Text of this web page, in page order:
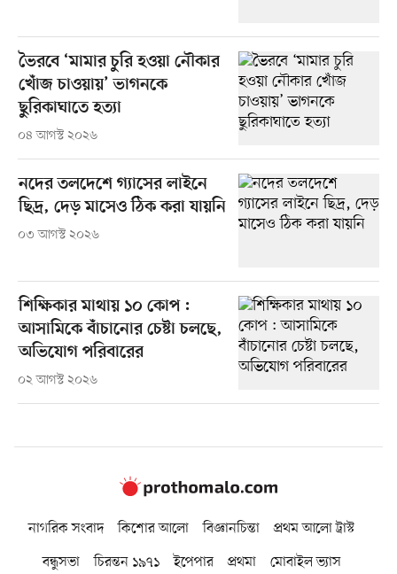
ভৈরবে ‘মামার চুরি হওয়া নৌকার
খোঁজ চাওয়ায়’ ভাগনকে
ছুরিকাঘাতে হত্যা
০৪ আগস্ট ২০২৬
নদের তলদেশে গ্যাসের লাইনে
ছিদ্র, দেড় মাসেও ঠিক করা যায়নি
০৩ আগস্ট ২০২৬
শিক্ষিকার মাথায় ১০ কোপ :
আসামিকে বাঁচানোর চেষ্টা চলছে,
অভিযোগ পরিবারের
০২ আগস্ট ২০২৬
নাগরিক সংবাদ কিশোর আলো বিজ্ঞানচিন্তা
প্রথম আলো ট্রাস্ট
বন্ধুসভা
চিরন্তন ১৯৭১ ইপেপার প্রথমা মোবাইল ভ্যাস